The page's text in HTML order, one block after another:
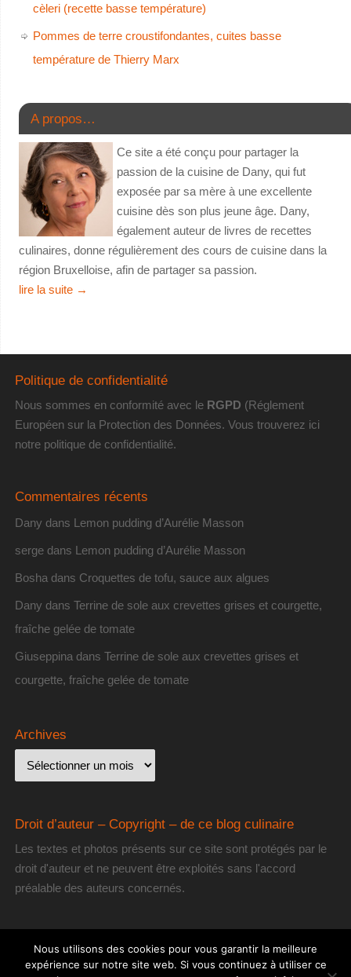
cèleri (recette basse température)
Pommes de terre croustifondantes, cuites basse
température de Thierry Marx
A propos…
Ce site a été conçu pour partager la
passion de la cuisine de Dany, qui fut
exposée par sa mère à une excellente
cuisine dès son plus jeune âge. Dany,
également auteur de livres de recettes
culinaires, donne régulièrement des cours de cuisine dans la
région Bruxelloise, afin de partager sa passion.
lire la suite →
Politique de confidentialité
Nous sommes en conformité avec le RGPD (Réglement
Européen sur la Protection des Données. Vous trouverez ici
notre politique de confidentialité.
Commentaires récents
Dany dans Lemon pudding d’Aurélie Masson
sergedans Lemon pudding d’Aurélie Masson
Bosha dans Croquettes de tofu, sauce aux algues
Dany dans Terrine de sole aux crevettes grises et courgette,
fraîche gelée de tomate
Giuseppina dans Terrine de sole aux crevettes grises et
courgette, fraîche gelée de tomate
Archives
Droit d’auteur – Copyright – de ce blog culinaire
Les textes et photos présents sur ce site sont protégés par le
droit d'auteur et ne peuvent être exploités sans l'accord
préalable des auteurs concernés.
Nous utilisons des cookies pour vous garantir la meilleure
expérience sur notre site web. Si vous continuez à utiliser ce